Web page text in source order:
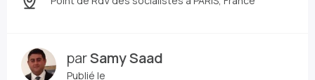
parSamy Saad
Publié le